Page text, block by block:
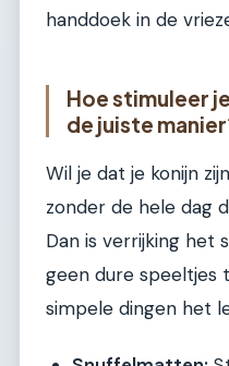
handdoek in de
Hoe stimuleer
de juiste
Wil je dat je konijn
zonder de hele dag
Dan is verrijking het
geen dure speeltjes
simpele dingen het